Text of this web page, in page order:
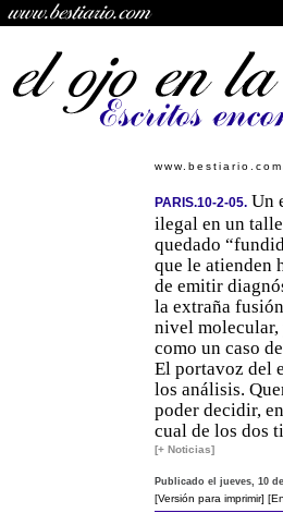
PARIS.10-2-05. Un
ilegal en un
quedado
que le atienden
de emitir
la extraña
nivel molecular,
como un caso
El portavoz del
los análisis.
poder decidir,
cual de los dos
[+ Noticias]
Publicado el jueves, 10
[Versión para imprimir]